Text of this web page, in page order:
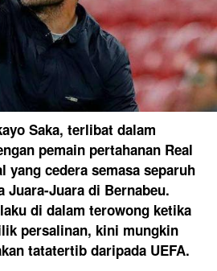
Saka, terlibat dalam
pemain pertahanan Real
yang cedera semasa separuh
Juara-Juara di Bernabeu.
di dalam terowong ketika
persalinan, kini mungkin
tatatertib daripada UEFA.